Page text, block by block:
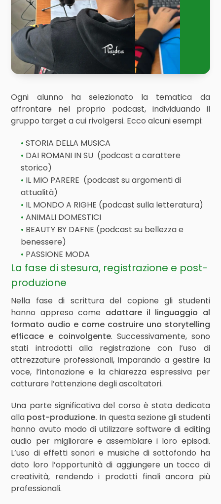
Ogni alunno ha selezionato la tematica da
affrontare nel proprio podcast, individuando il
gruppo target a cui rivolgersi. Ecco alcuni esempi:
STORIA DELLA MUSICA
DAI ROMANI IN SU (podcast a carattere
storico)
IL MIO PARERE (podcast su argomenti di
attualità)
IL MONDO A RIGHE (podcast sulla letteratura)
ANIMALI DOMESTICI
BEAUTY BY DAFNE (podcast su bellezza e
benessere)
PASSIONE MODA
La fase di stesura, registrazione e post-
produzione
Nella fase di scrittura del copione gli studenti
hanno appreso come adattare il linguaggio al
formato audio e come costruire uno storytelling
efficace e coinvolgente. Successivamente, sono
stati introdotti alla registrazione con l’uso di
attrezzature professionali, imparando a gestire la
voce, l’intonazione e la chiarezza espressiva per
catturare l’attenzione degli ascoltatori.
Una parte significativa del corso è stata dedicata
alla post-produzione. In questa sezione gli studenti
hanno avuto modo di utilizzare software di editing
audio per migliorare e assemblare i loro episodi.
L’uso di effetti sonori e musiche di sottofondo ha
dato loro l’opportunità di aggiungere un tocco di
creatività, rendendo i prodotti finali ancora più
professionali.